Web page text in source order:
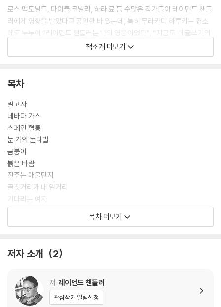
로스 맥도널드, 마이클 코넬리, 하라 료 등 수많은 작가들이 레이먼드 챈들
러에게 영향을 받았다고 공언한 바 있는데, 특히 무라카미 하루키는 평소
에도 누누이 “레이먼드 챈들러는 나의 영웅이었다”, “지금도 내 글쓰기의
이상은 챈들러와 도스토옙스키를 한 권에 집어넣는 것이다”라고 챈들러에
대한 애정을 밝혀 왔다. 또 폴 오스터는 “레이먼드 챈들러가 미국을 이야기
지 않았다”라고 극찬했다.
챈들러는 미완의 소설 『푸들 스프링스』를 포함한 장편소설 여덟 편과 단편
소설 스물다섯 편, 에세이 일곱 편을 남겼다. 이번 단편선에는 레이먼드 챈
들러가 펄프 매거진에 기고했던 단편소설 아홉 편이 담겨 있다. 《블랙 마스
크》에 기고했던 「밀고자」「네바다 가스」「스페인 혈통」「금붕어」와 《다임 디
텍티브》에 기고했던 「붉은 바람」「진주는 애물단지」「골칫거리가 내 일거
리」, 그 외 매거진에 실은 「눈 가의 돈다발」과 「기다리는 여자」이다. 오늘날
챈들러를 있게 한 위대한 미스터리 캐릭터 필립 말로와 하드보일드 문체가
생생하게 살아 있는 탐정소설 아홉 편을 만날 수 있다.
책소개 더보기
목차
밀고자
네바다 가스
스페인 혈통
눈 가의 돈다발
금붕어
붉은 바람
진주는 애물단지
골칫거리가 내 일거리
기다리는 여자
옮긴이의 말 - 펄프 픽션의 정점을 찍은 작가
목차 더보기
저자 소개 2
저 레이먼드 챈들러
관심작가 알림신청